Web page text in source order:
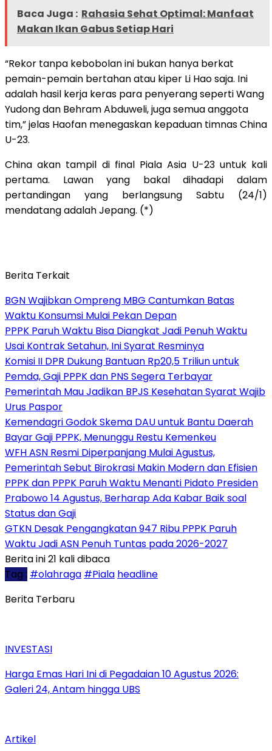
Baca Juga : Rahasia Sehat Optimal: Manfaat
Makan Ikan Gabus Setiap Hari
“Rekor tanpa kebobolan ini bukan hanya berkat
pemain-pemain bertahan atau kiper Li Hao saja. Ini
adalah hasil kerja keras para penyerang seperti Wang
Yudong dan Behram Abduweli, juga semua anggota
tim,” jelas Haofan menegaskan kepaduan timnas China
U-23.
China akan tampil di final Piala Asia U-23 untuk kali
pertama. Lawan yang bakal dihadapi dalam
pertandingan yang berlangsung Sabtu (24/1)
mendatang adalah Jepang. (*)
Berita Terkait
BGN Wajibkan Ompreng MBG Cantumkan Batas
Waktu Konsumsi Mulai Pekan Depan
PPPK Paruh Waktu Bisa Diangkat Jadi Penuh Waktu
Usai Kontrak Setahun, Ini Syarat Resminya
Komisi II DPR Dukung Bantuan Rp20,5 Triliun untuk
Pemda, Gaji PPPK dan PNS Segera Terbayar
Pemerintah Mau Jadikan BPJS Kesehatan Syarat Wajib
Urus Paspor
Kemendagri Godok Skema DAU untuk Bantu Daerah
Bayar Gaji PPPK, Menunggu Restu Kemenkeu
WFH ASN Resmi Diperpanjang Mulai Agustus,
Pemerintah Sebut Birokrasi Makin Modern dan Efisien
PPPK dan PPPK Paruh Waktu Menanti Pidato Presiden
Prabowo 14 Agustus, Berharap Ada Kabar Baik soal
Status dan Gaji
GTKN Desak Pengangkatan 947 Ribu PPPK Paruh
Waktu Jadi ASN Penuh Tuntas pada 2026-2027
Berita ini 21 kali dibaca
Tag : #olahraga #Piala headline
Berita Terbaru
INVESTASI
Harga Emas Hari Ini di Pegadaian 10 Agustus 2026:
Galeri 24, Antam hingga UBS
Artikel